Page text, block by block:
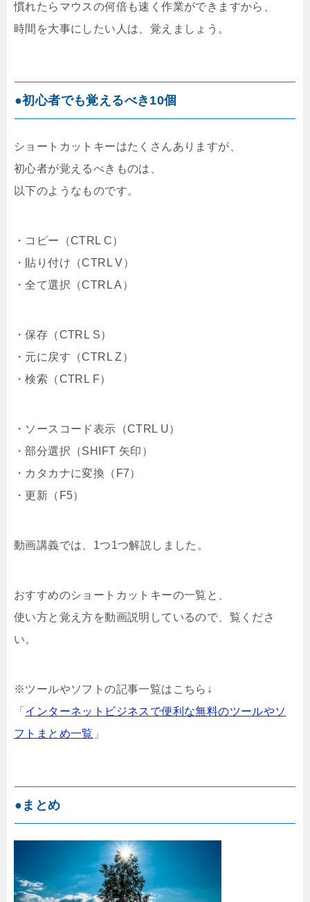
慣れたらマウスの何倍も速く作業ができますから、
時間を大事にしたい人は、覚えましょう。
●初心者でも覚えるべき10個
ショートカットキーはたくさんありますが、
初心者が覚えるべきものは、
以下のようなものです。
・コピー（CTRL C）
・貼り付け（CTRL V）
・全て選択（CTRL A）
・保存（CTRL S）
・元に戻す（CTRL Z）
・検索（CTRL F）
・ソースコード表示（CTRL U）
・部分選択（SHIFT 矢印）
・カタカナに変換（F7）
・更新（F5）
動画講義では、1つ1つ解説しました。
おすすめのショートカットキーの一覧と、
使い方と覚え方を動画説明しているので、覧くださ
い。
※ツールやソフトの記事一覧はこちら↓
「 インターネットビジネスで便利な無料のツールやソ
フトまとめ一覧 」
●まとめ